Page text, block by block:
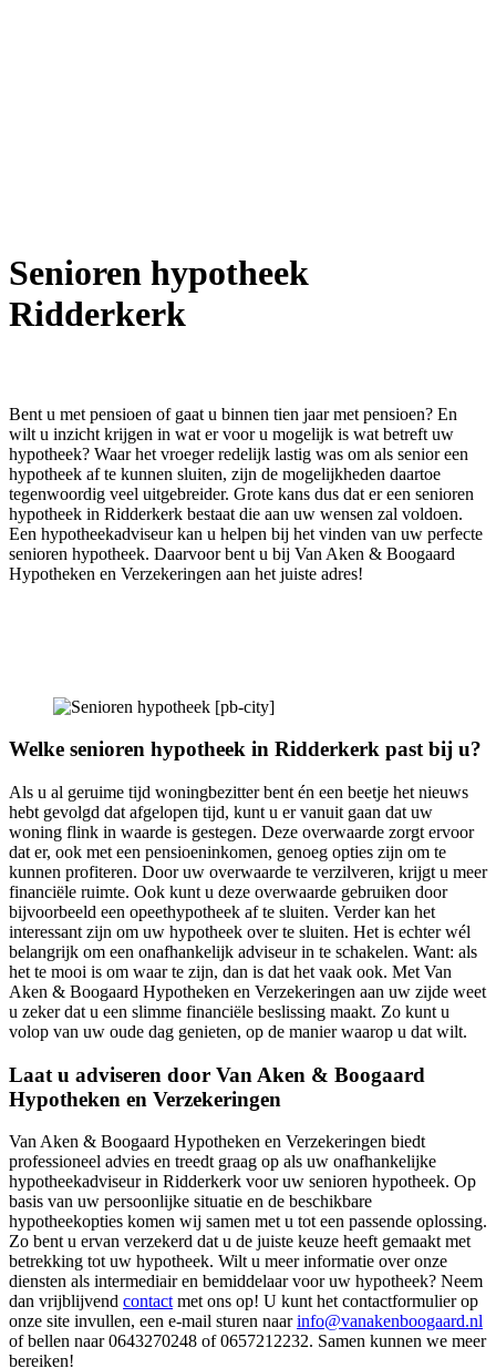
Senioren hypotheek
Ridderkerk
Bent u met pensioen of gaat u binnen tien jaar met pensioen? En
wilt u inzicht krijgen in wat er voor u mogelijk is wat betreft uw
hypotheek? Waar het vroeger redelijk lastig was om als senior een
hypotheek af te kunnen sluiten, zijn de mogelijkheden daartoe
tegenwoordig veel uitgebreider. Grote kans dus dat er een senioren
hypotheek in Ridderkerk bestaat die aan uw wensen zal voldoen.
Een hypotheekadviseur kan u helpen bij het vinden van uw perfecte
senioren hypotheek. Daarvoor bent u bij Van Aken & Boogaard
Hypotheken en Verzekeringen aan het juiste adres!
Welke senioren hypotheek in Ridderkerk past bij u?
Als u al geruime tijd woningbezitter bent én een beetje het nieuws
hebt gevolgd dat afgelopen tijd, kunt u er vanuit gaan dat uw
woning flink in waarde is gestegen. Deze overwaarde zorgt ervoor
dat er, ook met een pensioeninkomen, genoeg opties zijn om te
kunnen profiteren. Door uw overwaarde te verzilveren, krijgt u meer
financiële ruimte. Ook kunt u deze overwaarde gebruiken door
bijvoorbeeld een opeethypotheek af te sluiten. Verder kan het
interessant zijn om uw hypotheek over te sluiten. Het is echter wél
belangrijk om een onafhankelijk adviseur in te schakelen. Want: als
het te mooi is om waar te zijn, dan is dat het vaak ook. Met Van
Aken & Boogaard Hypotheken en Verzekeringen aan uw zijde weet
u zeker dat u een slimme financiële beslissing maakt. Zo kunt u
volop van uw oude dag genieten, op de manier waarop u dat wilt.
Laat u adviseren door Van Aken & Boogaard
Hypotheken en Verzekeringen
Van Aken & Boogaard Hypotheken en Verzekeringen biedt
professioneel advies en treedt graag op als uw onafhankelijke
hypotheekadviseur in Ridderkerk voor uw senioren hypotheek. Op
basis van uw persoonlijke situatie en de beschikbare
hypotheekopties komen wij samen met u tot een passende oplossing.
Zo bent u ervan verzekerd dat u de juiste keuze heeft gemaakt met
betrekking tot uw hypotheek. Wilt u meer informatie over onze
diensten als intermediair en bemiddelaar voor uw hypotheek? Neem
dan vrijblijvend contactmet ons op! U kunt het contactformulier op
onze site invullen, een e-mail sturen naarinfo@vanakenboogaard.nl
of bellen naar 0643270248 of 0657212232. Samen kunnen we meer
bereiken!